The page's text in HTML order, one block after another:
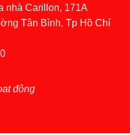
nhà Carillon, 171A
Tân Bình, Tp Hồ Chí
động